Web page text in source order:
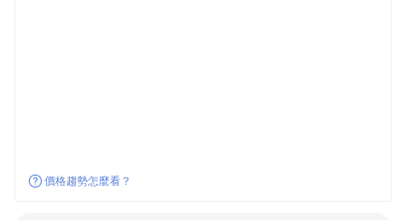
價格趨勢怎麼看？